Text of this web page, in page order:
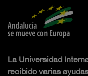
La Universidad
recibido varias